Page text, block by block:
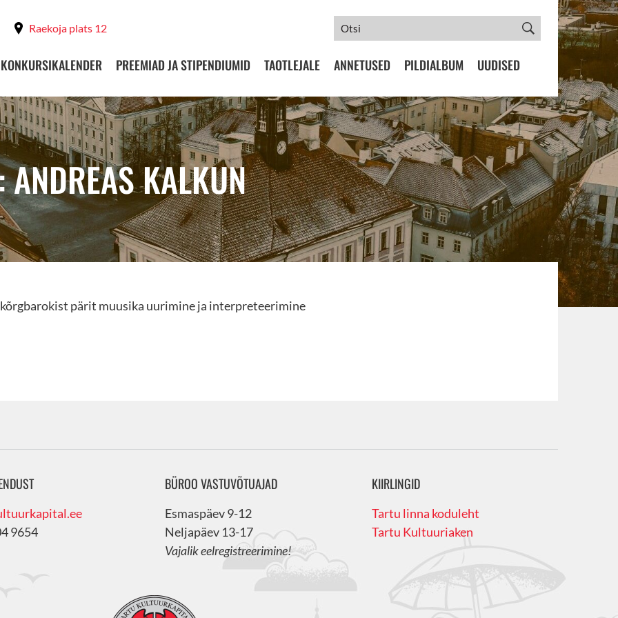
Raekoja plats 12
KONKURSIKALENDER PREEMIAD JA STIPENDIUMID TAOTLEJALE ANNETUSED PILDIALBUM UUDISED
ANDREAS KALKUN
kõrgbarokist pärit muusika uurimine ja interpreteerimine
9654
BÜROO VASTUVÕTUAJAD
Esmaspäev 9-12
Neljapäev 13-17
Vajalik eelregistreerimine!
KIIRLINGID
Tartu linna koduleht
Tartu Kultuuriaken